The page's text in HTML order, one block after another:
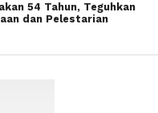
54 Tahun, Teguhkan
dan Pelestarian